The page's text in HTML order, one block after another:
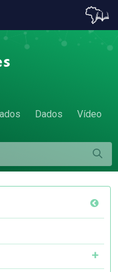
e idade
Dados Vídeo